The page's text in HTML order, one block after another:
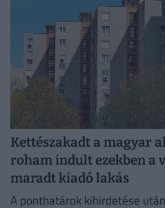
Kettészakadt a magyar
roham indult ezekben a
maradt kiadó lakás
A ponthatárok kihirdetése